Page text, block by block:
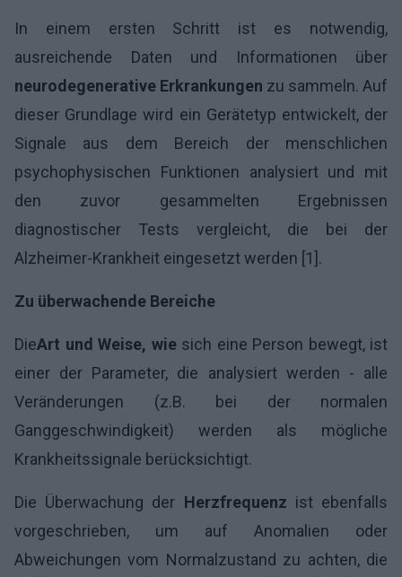
In einem ersten Schritt ist es notwendig,
ausreichende Daten und Informationen über
neurodegenerative Erkrankungen zu sammeln. Auf
dieser Grundlage wird ein Gerätetyp entwickelt, der
Signale aus dem Bereich der menschlichen
psychophysischen Funktionen analysiert und mit
den zuvor gesammelten Ergebnissen
diagnostischer Tests vergleicht, die bei der
Alzheimer-Krankheit eingesetzt werden [1].
Zu überwachende Bereiche
DieArt und Weise, wiesich eine Person bewegt, ist
einer der Parameter, die analysiert werden - alle
Veränderungen (z.B. bei der normalen
Ganggeschwindigkeit) werden als mögliche
Krankheitssignale berücksichtigt.
Die Überwachung der Herzfrequenz ist ebenfalls
vorgeschrieben, um auf Anomalien oder
Abweichungen vom Normalzustand zu achten, die